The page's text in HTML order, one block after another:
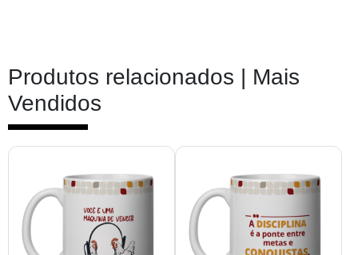
Produtos relacionados | Mais
Vendidos